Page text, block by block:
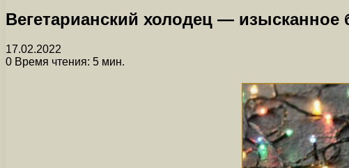
Вегетарианский холодец —
17.02.2022
0 Время чтения: 5 мин.